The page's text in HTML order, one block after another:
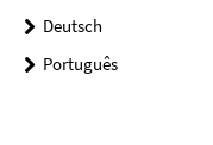
Deutsch
Português